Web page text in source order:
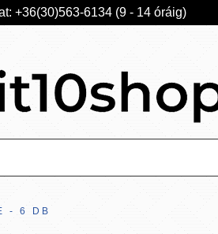
+36(30)563-6134 (9 - 14 óráig)
- 6 DB